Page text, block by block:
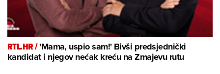
RTL.HR /'Mama, uspio sam!' Bivši predsjednički
kandidat i njegov nećak kreću na Zmajevu rutu